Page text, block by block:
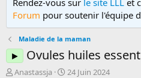
Rendez-vous sur le site LLL et
Forum pour soutenir l'équipe
Maladie de la maman
► Ovules huiles
D
Anastassja
D
24 Juin 2024